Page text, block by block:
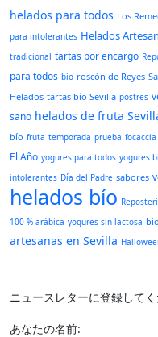
helados para todos Los
para intolerantes Helados
tradicional tartas por encargo
para todos bío roscón de Reyes
Helados tartas bío Sevilla postres
sano helados de fruta
bío fruta temporada prueba focaccia
El Año yogures para todos yogures
intolerantes Día del Padre sabores
helados bío
100 % arábica yogures sin lactosa bio
artesanas en Sevilla
ニュースレターに登録してく
あなたの名前: